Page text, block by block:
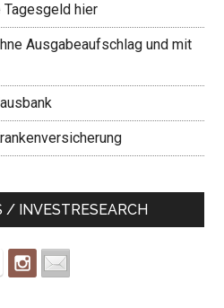
hier
Ausgabeaufschlag und mit
/ INVESTRESEARCH